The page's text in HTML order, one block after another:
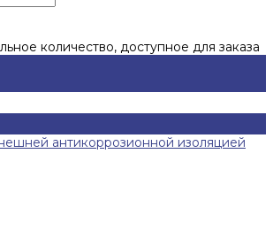
количество, доступное для заказа
антикоррозионной изоляцией